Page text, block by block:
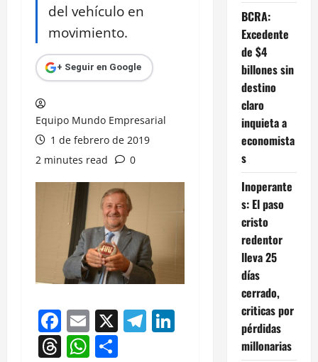
del vehículo en
movimiento.
+ Seguir en Google
Equipo Mundo Empresarial
1 de febrero de 2019
2 minutes read
0
Facebook
Email
X Telegram
LinkedIn
Threads
WhatsApp
BCRA:
Excedente
de $4
billones sin
destino
claro
inquieta a
economista
s
Inoperante
s: El paso
cristo
redentor
lleva 25
días
cerrado,
criticas por
pérdidas
millonarias